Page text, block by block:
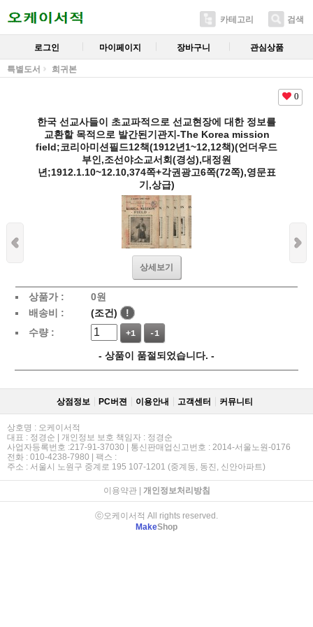
카테고리 검색
로그인 마이페이지 장바구니 관심상품
특별도서 희귀본
0
한국 선교사들이 초교파적으로 선교현장에 대한 정보를
교환할 목적으로 발간된기관지-The Korea mission
field;코리아미션필드12책(1912년1~12,12책)(언더우드
부인,조선야소교서회(경성),대정원
년;1912.1.10~12.10,374쪽+각권광고6쪽(72쪽),영문표
기,상급)
상세보기
상품가 : 0원
배송비 :
(조건)
!
수량 :
+1 -1
- 상품이 품절되었습니다. -
상점정보 PC버젼 이용안내 고객센터 커뮤니티
상호명 : 오케이서적
대표 : 정경순 | 개인정보 보호 책임자 : 정경순
사업자등록번호 :217-91-37030 | 통신판매업신고번호 : 2014-서울노원-0176
전화 : 010-4238-7980 | 팩스 :
주소 : 서울시 노원구 중계로 195 107-1201 (중계동, 동진, 신안아파트)
이용약관| 개인정보처리방침
ⓒ오케이서적 All rights reserved.
MakeShop